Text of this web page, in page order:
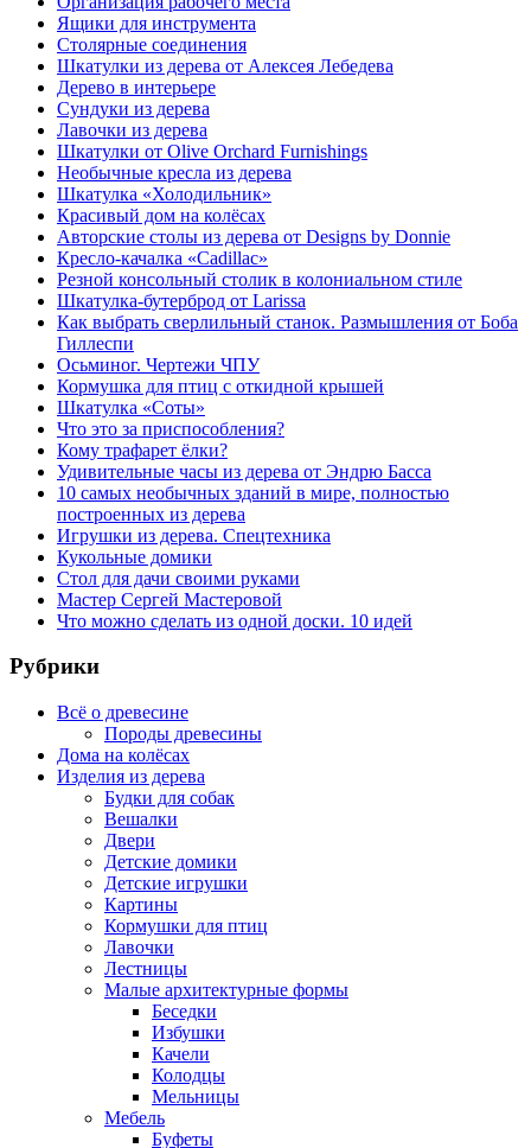
Ящики для инструмента
Столярные соединения
Шкатулки из дерева от Алексея Лебедева
Дерево в интерьере
Сундуки из дерева
Лавочки из дерева
Шкатулки от Olive Orchard Furnishings
Необычные кресла из дерева
Шкатулка «Холодильник»
Красивый дом на колёсах
Авторские столы из дерева от Designs by Donnie
Кресло-качалка «Cadillac»
Резной консольный столик в колониальном стиле
Шкатулка-бутерброд от Larissa
Как выбрать сверлильный станок. Размышления от Боба
Гиллеспи
Осьминог. Чертежи ЧПУ
Кормушка для птиц с откидной крышей
Шкатулка «Соты»
Что это за приспособления?
Кому трафарет ёлки?
Удивительные часы из дерева от Эндрю Басса
10 самых необычных зданий в мире, полностью
построенных из дерева
Игрушки из дерева. Спецтехника
Кукольные домики
Стол для дачи своими руками
Мастер Сергей Мастеровой
Что можно сделать из одной доски. 10 идей
Рубрики
Всё о древесине
Породы древесины
Дома на колёсах
Изделия из дерева
Будки для собак
Вешалки
Двери
Детские домики
Детские игрушки
Картины
Кормушки для птиц
Лавочки
Лестницы
Малые архитектурные формы
Беседки
Избушки
Качели
Колодцы
Мельницы
Мебель
Буфеты